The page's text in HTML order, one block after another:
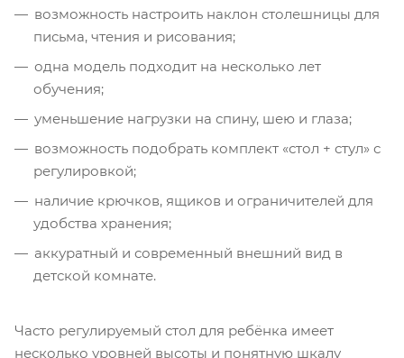
возможность настроить наклон столешницы для
письма, чтения и рисования;
одна модель подходит на несколько лет
обучения;
уменьшение нагрузки на спину, шею и глаза;
возможность подобрать комплект «стол + стул» с
регулировкой;
наличие крючков, ящиков и ограничителей для
удобства хранения;
аккуратный и современный внешний вид в
детской комнате.
Часто регулируемый стол для ребёнка имеет
несколько уровней высоты и понятную шкалу